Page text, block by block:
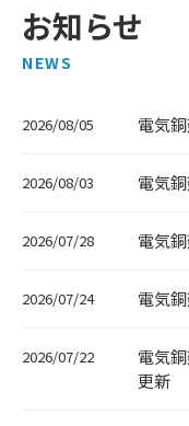
お知らせ
NEWS
2026/08/05 電気
2026/08/03 電気
2026/07/28 電気
2026/07/24 電気
2026/07/22
電気
更新